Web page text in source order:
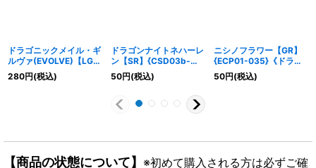
ドラゴニックメイル・ギ
ルヴァ(EVOLVE)【LG】
{BP09-053}《ドラゴ
ン》
280円(税込)
ドラゴンナイトネハーレ
ン【SR】{CSD03b-
008}《ドラゴン》
50円(税込)
ニシノフラワー【GR】
{ECP01-035}《ドラゴ
ン》
50円(税込)
【商品の状態について】 ※初めて購入される方は必ずご確